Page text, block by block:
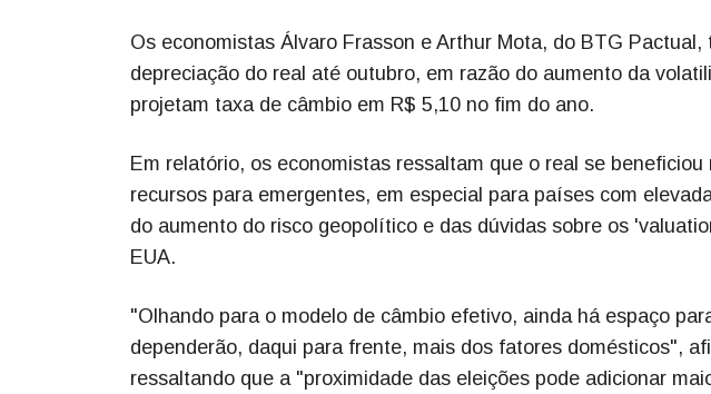
Os economistas Álvaro Frasson e Arthur Mota, do BTG
depreciação do real até outubro, em razão do aumento da
projetam taxa de câmbio em R$ 5,10 no fim do ano.
Em relatório, os economistas ressaltam que o real se
recursos para emergentes, em especial para países com
do aumento do risco geopolítico e das dúvidas sobre os
EUA.
"Olhando para o modelo de câmbio efetivo, ainda há espaço
dependerão, daqui para frente, mais dos fatores domésticos",
ressaltando que a "proximidade das eleições pode adicionar